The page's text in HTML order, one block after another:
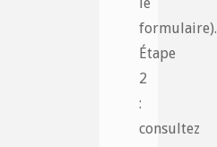
le
formulaire).
Étape
2
:
consultez